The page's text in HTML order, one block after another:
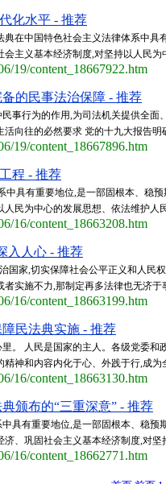
化水平 - 推荐
在中国特色社会主义法律体系中
主义基本经济制度,对坚持以人民
19/content_18667922.htm
的民事法治保障 - 推荐
事行为的作用,为司法机关提供全
向往的必然要求 党的十九大报告
19/content_18667896.htm
程 - 推荐
中具有重要地位,是一部固根本、稳
民为中心的发展思想、依法维护
16/content_18663208.htm
入人心 - 推荐
国家,切实保障社会公平正义和人民
实施不力,那制定再多法律也无济
16/content_18663199.htm
民法典实施 - 推荐
。 人民是国家的主人。各级党委
精神和内容内化于心、外践于行,成
16/content_18663130.htm
颁布的“三重深意” - 推荐
具有重要地位,是一部固根本、稳
、巩固社会主义基本经济制度,对
16/content_18662771.htm